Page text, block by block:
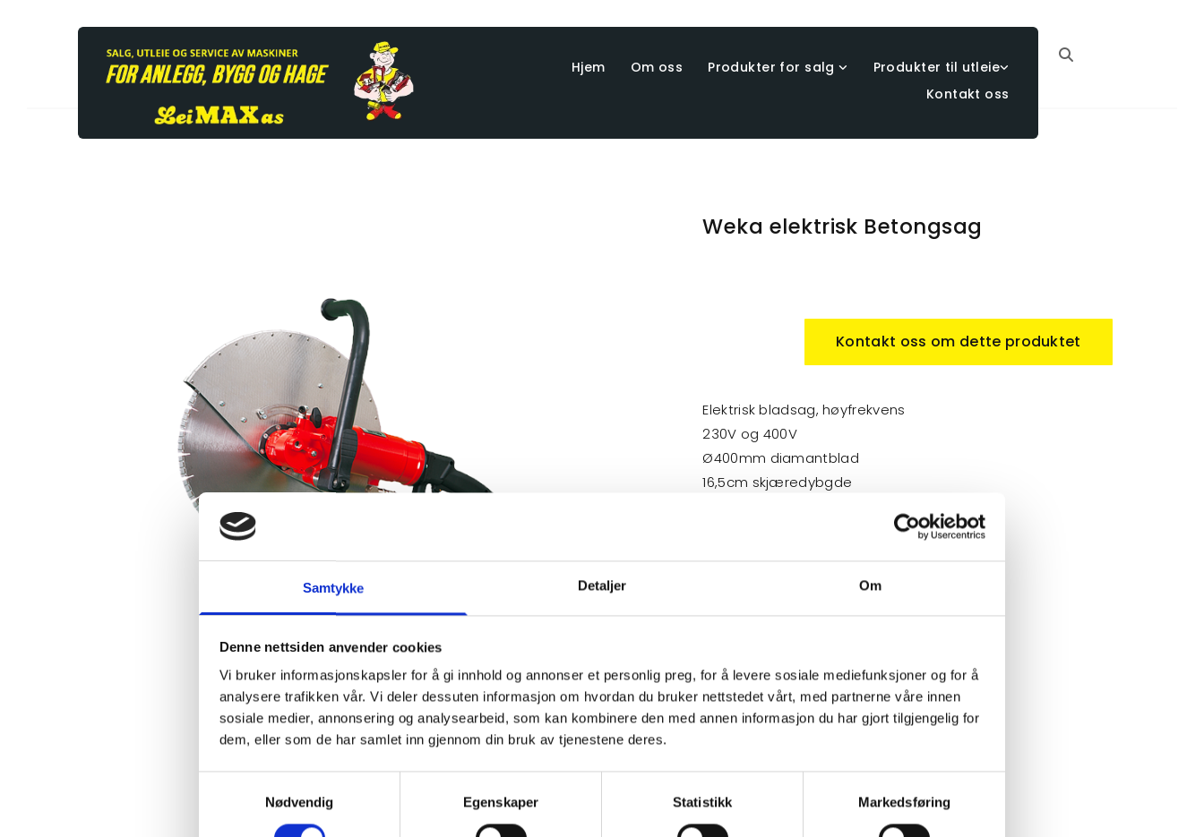
Samtykke Detaljer Om
Denne nettsiden anvender cookies
Vi bruker informasjonskapsler for å gi innhold og annonser et personlig preg, for å levere sosiale mediefunksjoner og for å
analysere trafikken vår. Vi deler dessuten informasjon om hvordan du bruker nettstedet vårt, med partnerne våre innen
sosiale medier, annonsering og analysearbeid, som kan kombinere den med annen informasjon du har gjort tilgjengelig for
dem, eller som de har samlet inn gjennom din bruk av tjenestene deres.
Nødvendig
Egenskaper Statistikk Markedsføring
Hjem Om oss Produkter for salg
Produkter til utleie
Kontakt oss
Weka elektrisk Betongsag
Kontakt oss om dette produktet
Elektrisk bladsag, høyfrekvens
230V og 400V
Ø400mm diamantblad
16,5cm skjæredybgde
Diamantslitasjekommer i tillegg